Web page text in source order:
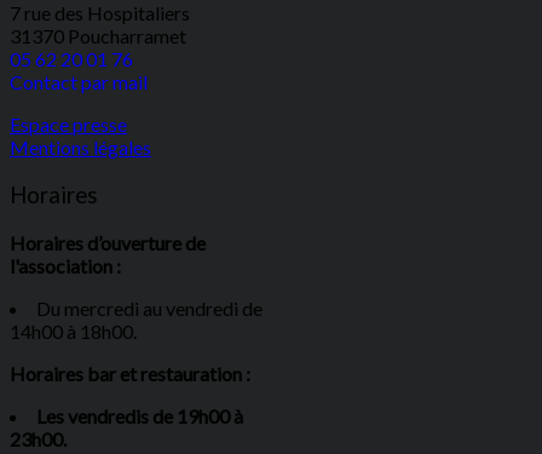
7 rue des Hospitaliers
31370 Poucharramet
05 62 20 01 76
Contact par mail
Espace presse
Mentions légales
Horaires
Horaires d’ouverture de
l'association :
Du mercredi au vendredi de
14h00 à 18h00.
Horaires bar et restauration :
Les vendredis de 19h00 à
23h00.